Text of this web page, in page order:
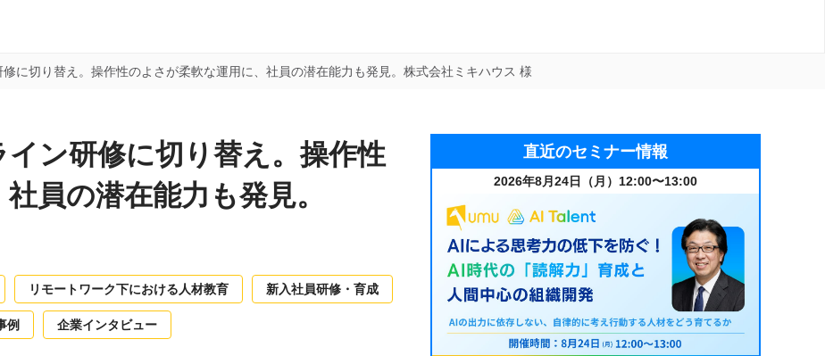
に切り替え。操作性のよさが柔軟な運用に、社員の潜在能力も発見。 株式会社ミキハウス 様
ン研修に切り替え。操作性
員の潜在能力も発見。
リモートワーク下における人材教育 新入社員研修・育成
例 企業インタビュー
直近のセミナー情報
2026年8月24日（月）12:00〜13:00